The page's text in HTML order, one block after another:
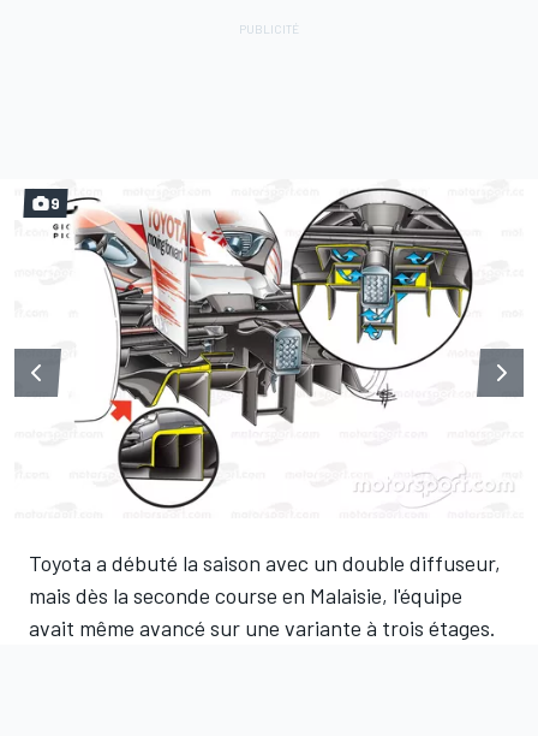
Toyota a débuté la saison avec un double diffuseur,
mais dès la seconde course en Malaisie, l'équipe
avait même avancé sur une variante à trois étages.
9